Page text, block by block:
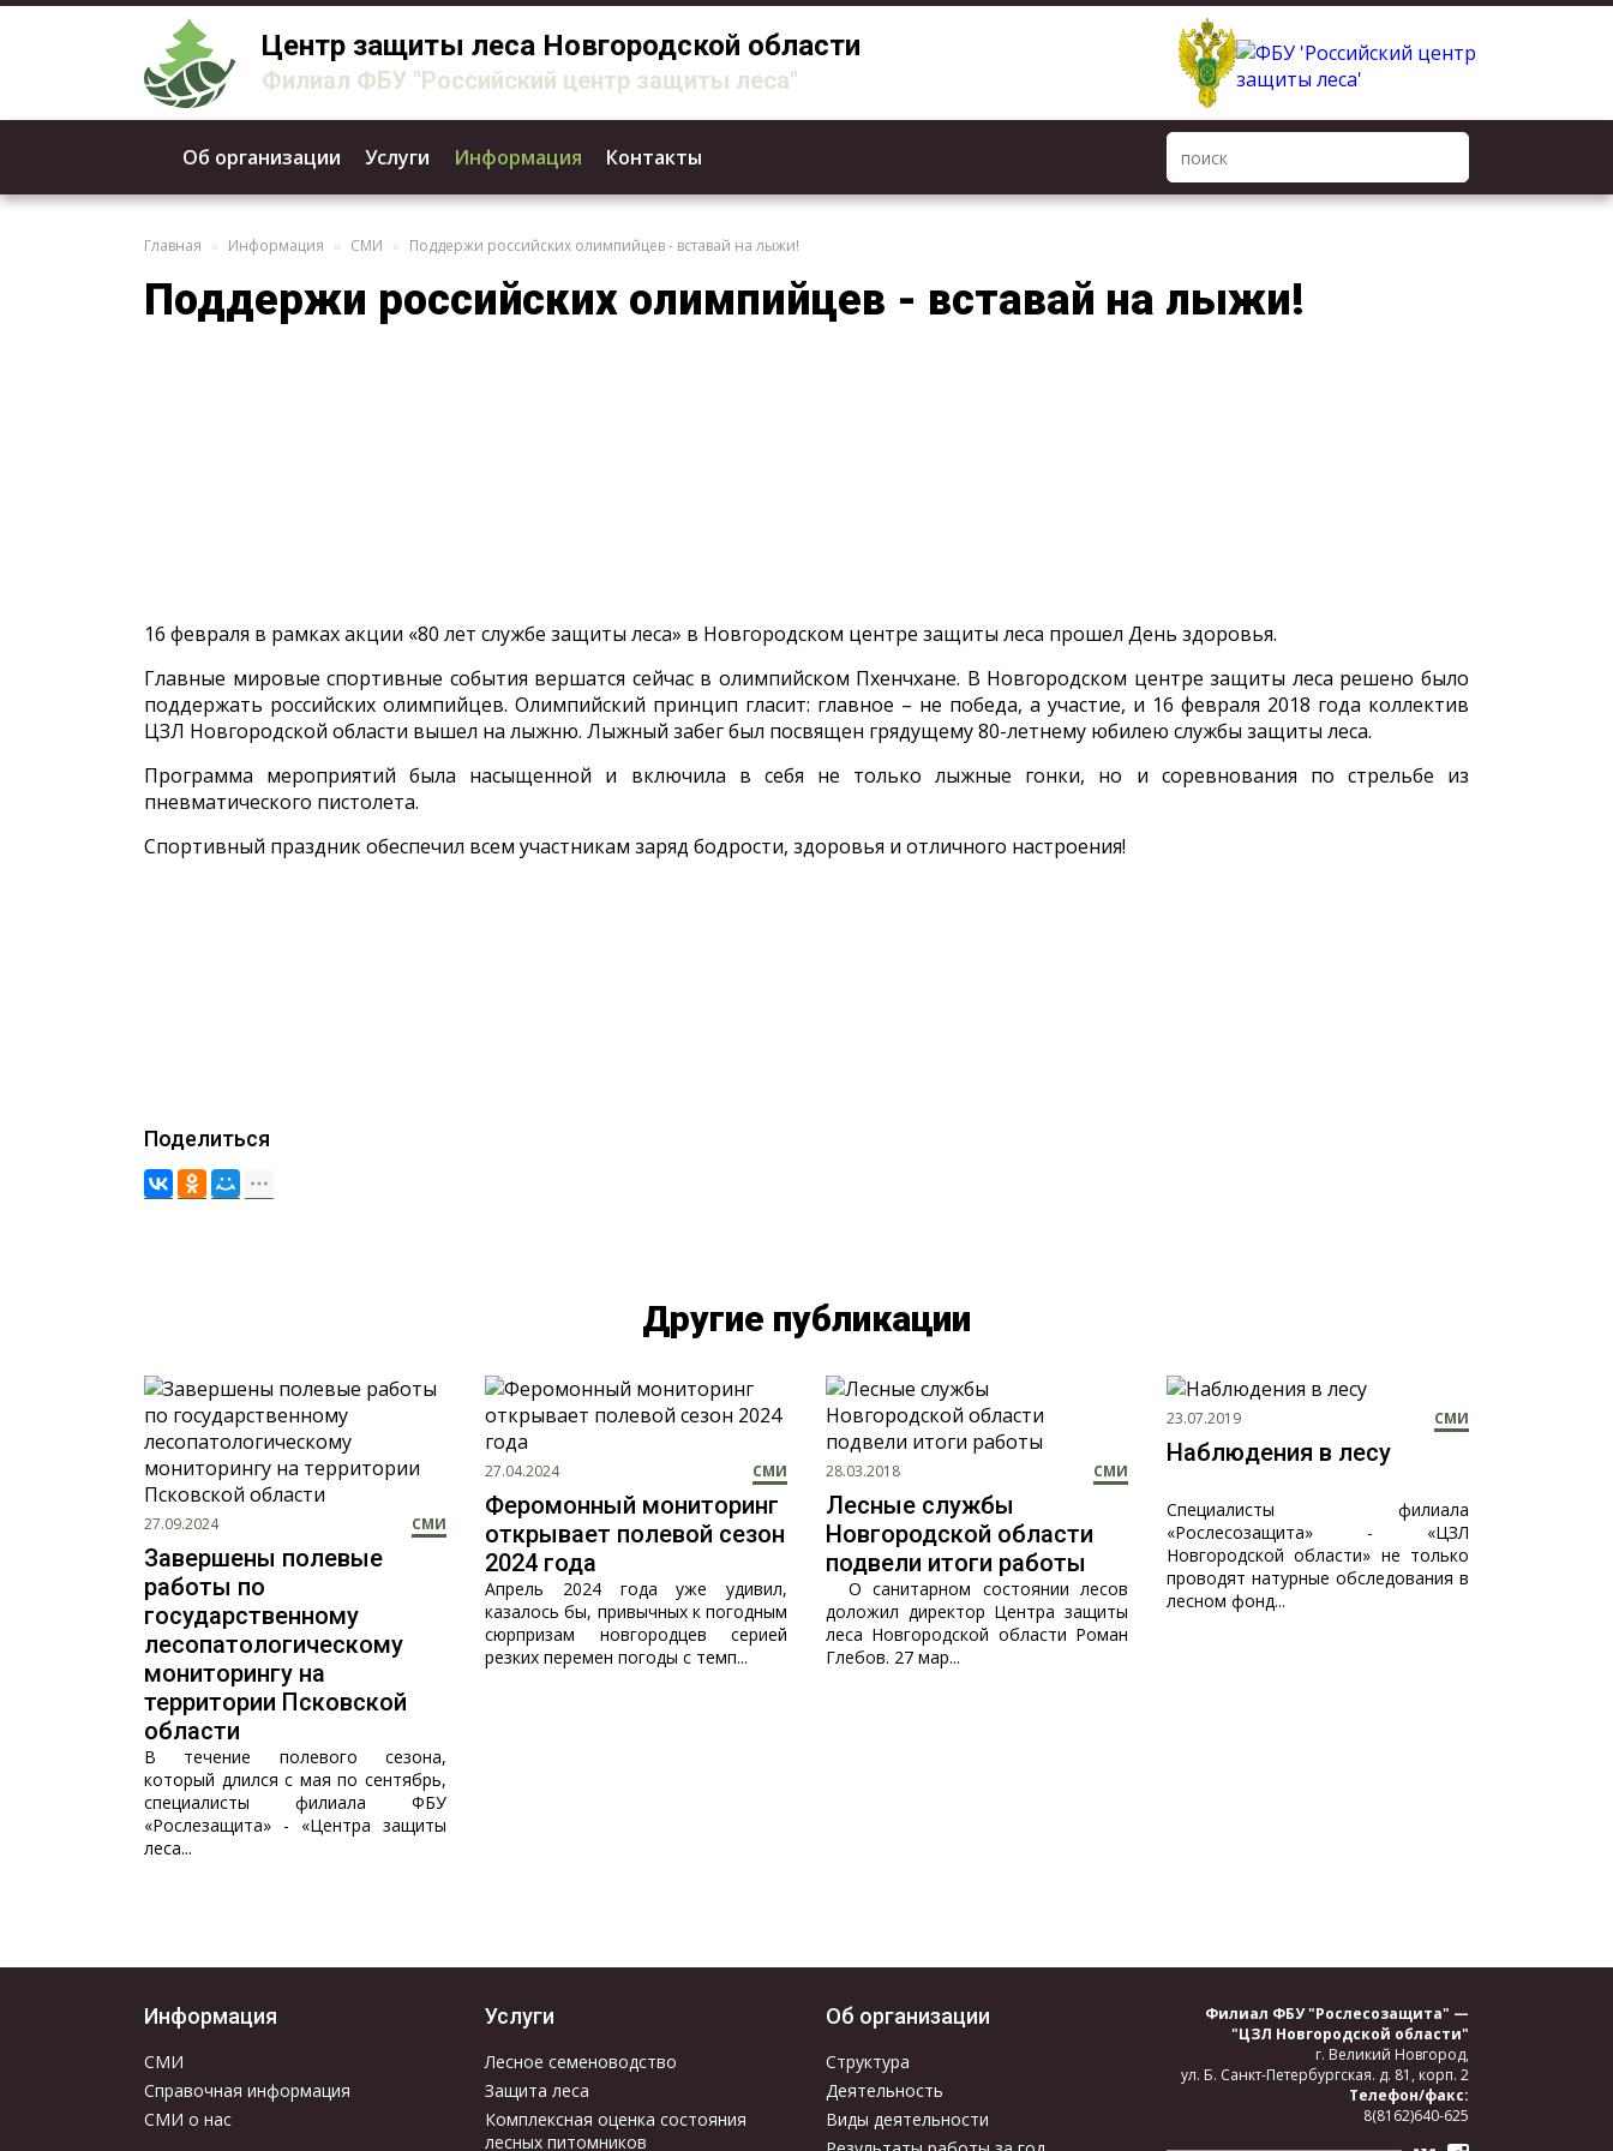
Центр защиты леса Новгородской области
Филиал ФБУ "Российский центр защиты леса"
Об организации Услуги Информация Контакты
Главная Информация СМИ Поддержи российских олимпийцев - вставай на лыжи!
Поддержи российских олимпийцев - вставай на лыжи!
16 февраля в рамках акции «80 лет службе защиты леса» в Новгородском центре защиты леса прошел День здоровья.
Главные мировые спортивные события вершатся сейчас в олимпийском Пхенчхане. В Новгородском центре защиты леса решено было
поддержать российских олимпийцев. Олимпийский принцип гласит: главное – не победа, а участие, и 16 февраля 2018 года коллектив
ЦЗЛ Новгородской области вышел на лыжню. Лыжный забег был посвящен грядущему 80-летнему юбилею службы защиты леса.
Программа мероприятий была насыщенной и включила в себя не только лыжные гонки, но и соревнования по стрельбе из
пневматического пистолета.
Спортивный праздник обеспечил всем участникам заряд бодрости, здоровья и отличного настроения!
Поделиться
Другие публикации
27.09.2024 СМИ
Завершены полевые
работы по
государственному
лесопатологическому
мониторингу на
территории Псковской
области
В течение полевого сезона,
который длился с мая по сентябрь,
специалисты филиала ФБУ
«Рослезащита» - «Центра защиты
леса...
27.04.2024 СМИ
Феромонный мониторинг
открывает полевой сезон
2024 года
Апрель 2024 года уже удивил,
казалось бы, привычных к погодным
сюрпризам новгородцев серией
резких перемен погоды с темп...
28.03.2018 СМИ
Лесные службы
Новгородской области
подвели итоги работы
О санитарном состоянии лесов
доложил директор Центра защиты
леса Новгородской области Роман
Глебов. 27 мар...
23.07.2019 СМИ
Наблюдения в лесу
Специалисты филиала
«Рослесозащита» - «ЦЗЛ
Новгородской области» не только
проводят натурные обследования в
лесном фонд...
Информация
СМИ
Справочная информация
СМИ о нас
Услуги
Лесное семеноводство
Защита леса
Комплексная оценка состояния
лесных питомников
Об организации
Структура
Деятельность
Виды деятельности
Филиал ФБУ "Рослесозащита" —
"ЦЗЛ Новгородской области"
г. Великий Новгород,
ул. Б. Санкт-Петербургская. д. 81, корп. 2
Телефон/факс:
8(8162)640-625